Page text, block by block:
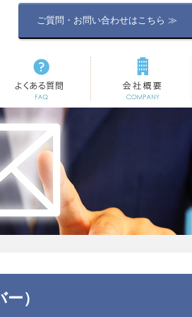
ご質問・お問い合わせはこちら ≫
よくある質問 会社概要
）